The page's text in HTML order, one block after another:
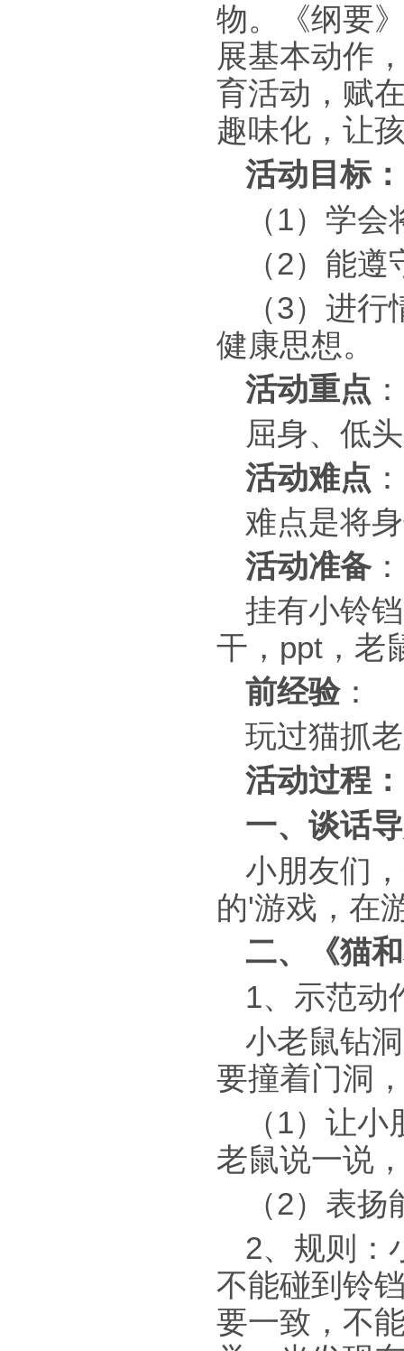
物。《纲要
展基本动作
育活动，赋
趣味化，让
活动目标：
（1）学
（2）能
（3）进
健康思想。
活动重点 ：
屈身、低
活动难点 ：
难点是将
活动准备：
挂有小铃
干，ppt，老
前经验：
玩过猫抓
活动过程：
一、谈话
小朋友们
的'游戏，在
二、《猫
1、示范动
小老鼠钻
要撞着门洞
（1）让
老鼠说一说
（2）表
2、规则：
不能碰到铃
要一致，不